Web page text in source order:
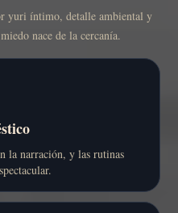
yuri íntimo, detalle ambiental y
nace de la cercanía.
la narración, y las rutinas